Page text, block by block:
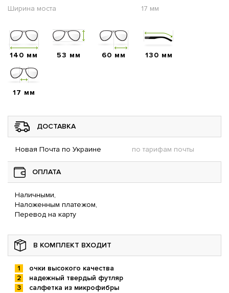
Ширина моста
17 мм
140 мм 53 мм 60 мм 130 мм
17 мм
ДОСТАВКА
Новая Почта по Украине по тарифам почты
ОПЛАТА
Наличными,
Наложенным платежом,
Перевод на карту
В КОМПЛЕКТ ВХОДИТ
очки высокого качества
надежный твердый футляр
салфетка из микрофибры